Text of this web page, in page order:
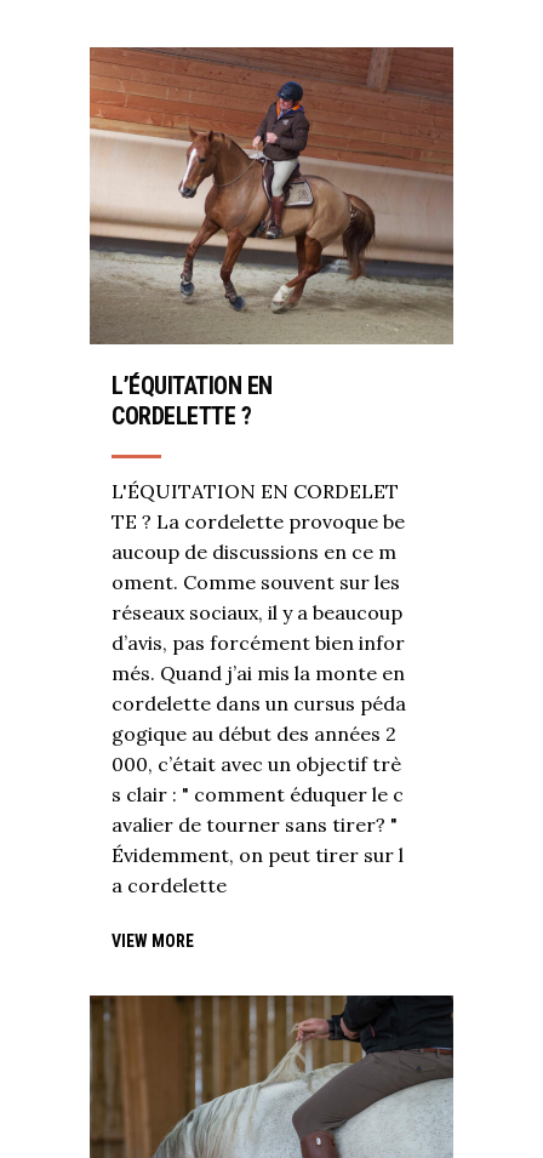
L’ÉQUITATION EN
CORDELETTE ?
L'ÉQUITATION EN CORDELET
TE ? La cordelette provoque be
aucoup de discussions en ce m
oment. Comme souvent sur les
réseaux sociaux, il y a beaucoup
d’avis, pas forcément bien infor
més. Quand j’ai mis la monte en
cordelette dans un cursus péda
gogique au début des années 2
000, c’était avec un objectif trè
s clair : " comment éduquer le c
avalier de tourner sans tirer? "
Évidemment, on peut tirer sur l
a cordelette
VIEW MORE